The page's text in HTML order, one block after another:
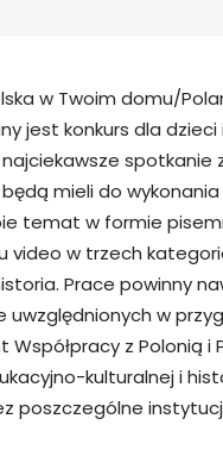
w Twoim domu/
jest konkurs dla dzieci
spotkanie
mieli do
temat w formie
video w trzech
Prace powinny
uwzględnionych w
z Polonią i
kulturalnej i
poszczególne